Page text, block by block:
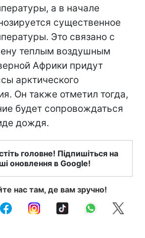
а в начале
существенное
Это связано с
теплым воздушным
Африки придут
арктического
Он также отметил тогда,
будет сопровождаться
дождя.
головне! Підпишіться на
оновлення в Google!
нас там, де вам зручно!